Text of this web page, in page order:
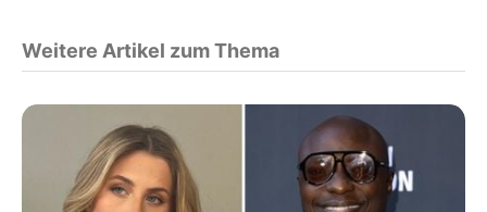
Weitere Artikel zum Thema